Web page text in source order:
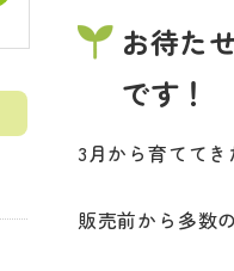
お待た
です！
3月から育てて
販売前から多数